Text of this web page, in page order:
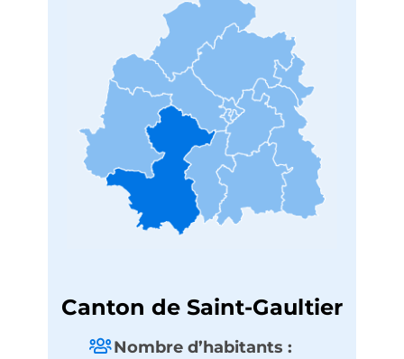
Canton de Saint-Gaultier
Nombre d’habitants :